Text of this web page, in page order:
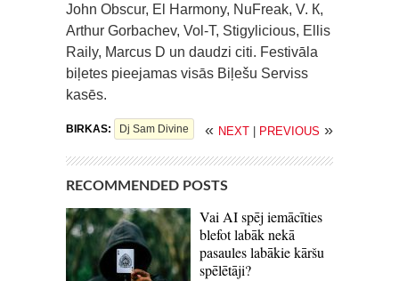
John Obscur, El Harmony, NuFreak, V. К,
Arthur Gorbachev, Vol-T, Stigylicious, Ellis
Raily, Marcus D un daudzi citi. Festivāla
biļetes pieejamas visās Biļešu Serviss
kasēs.
BIRKAS: Dj Sam Divine « NEXT PREVIOUS »
RECOMMENDED POSTS
Vai AI spēj iemācīties
blefot labāk nekā
pasaules labākie kāršu
spēlētāji?